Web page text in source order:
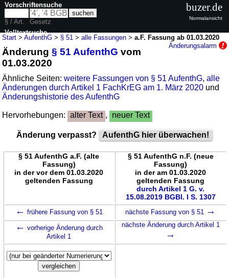
Start >AufenthG > § 51 >alle Fassungen >a.F. Fassung ab 01.03.2020
Änderungsalarm
Änderung§ 51 AufenthG vom
01.03.2020
Ähnliche Seiten:weitere Fassungen von § 51 AufenthG,alle
Änderungen durch Artikel 1 FachKrEG am 1. März 2020 und
Änderungshistorie des AufenthG
Hervorhebungen: alter Text , neuer Text
Änderung verpasst? AufenthG hier überwachen!
§ 51 AufenthG a.F. (alte
Fassung)
in der vor dem 01.03.2020
geltenden Fassung
§ 51 AufenthG n.F. (neue
Fassung)
in der am 01.03.2020
geltenden Fassung
durch Artikel 1 G. v.
15.08.2019 BGBl. I S. 1307
← frühere Fassung von § 51 nächste Fassung von § 51 →
← vorherige Änderung durch
Artikel 1
nächste Änderung durch Artikel 1
→
Vorschriftensuche
§ / Art.
Gesetz
Volltextsuche
nur in AufenthG
buzer.de
Normalansicht